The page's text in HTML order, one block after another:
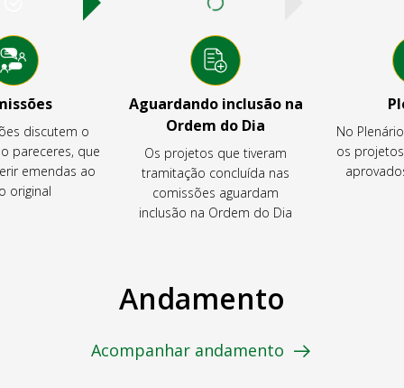
discutem o
pareceres, que
emendas ao
original
Aguardando inclusão na
Ordem do Dia
Os projetos que tiveram
tramitação concluída nas
comissões aguardam
inclusão na Ordem do Dia
No
os
Andamento
Acompanhar andamento